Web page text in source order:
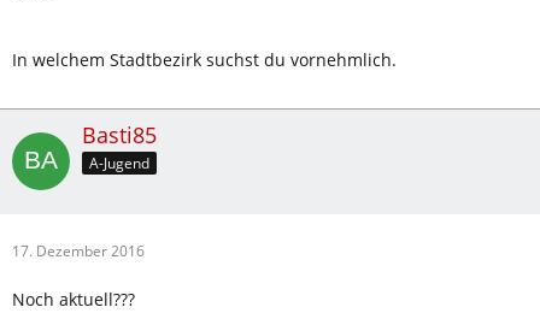
In welchem Stadtbezirk suchst du vornehmlich.
Basti85
A-Jugend
17. Dezember 2016
Noch aktuell???